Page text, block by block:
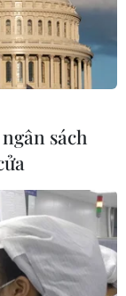
Quốc tế
TTXVN)
sách